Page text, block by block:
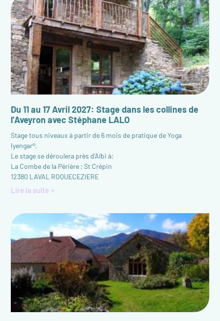
Du 11 au 17 Avril 2027: Stage dans les collines de
l’Aveyron avec Stéphane LALO
Stage tous niveaux à partir de 6 mois de pratique de Yoga
Iyengar®.
Le stage se déroulera près d’Albi à:
La Combe de la Périère ; St Crépin
12380 LAVAL ROQUECEZIERE
Lire la suite »